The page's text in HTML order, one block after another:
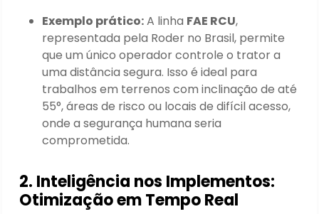
Exemplo prático:A linha FAE RCU,
representada pela Roder no Brasil, permite
que um único operador controle o trator a
uma distância segura. Isso é ideal para
trabalhos em terrenos com inclinação de até
55°, áreas de risco ou locais de difícil acesso,
onde a segurança humana seria
comprometida.
2. Inteligência nos Implementos:
Otimização em Tempo Real